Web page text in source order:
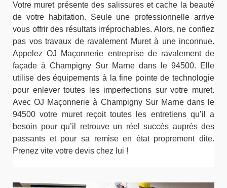
Votre muret présente des salissures et cache la beauté
de votre habitation. Seule une professionnelle arrive
vous offrir des résultats irréprochables. Alors, ne confiez
pas vos travaux de ravalement Muret à une inconnue.
Appelez OJ Maçonnerie entreprise de ravalement de
façade à Champigny Sur Marne dans le 94500. Elle
utilise des équipements à la fine pointe de technologie
pour enlever toutes les imperfections sur votre muret.
Avec OJ Maçonnerie à Champigny Sur Marne dans le
94500 votre muret reçoit toutes les entretiens qu’il a
besoin pour qu’il retrouve un réel succès auprès des
passants et pour sa remise en état proprement dite.
Prenez vite votre devis chez lui !